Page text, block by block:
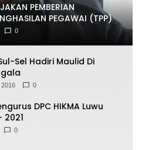
PEMBERIAN
PEGAWAI (TPP)
0
Sel Hadiri Maulid Di
0
DPC HIKMA Luwu
2021
0